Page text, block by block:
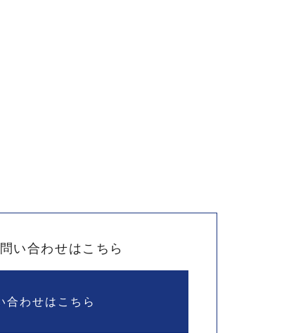
い合わせはこちら
合わせはこちら